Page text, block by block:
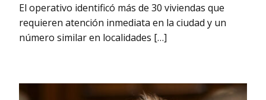
El operativo identificó más de 30 viviendas que
requieren atención inmediata en la ciudad y un
número similar en localidades […]